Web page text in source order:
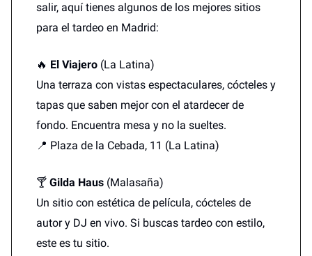
salir, aquí tienes algunos de los mejores sitios
para el tardeo en Madrid:
🔥 El Viajero (La Latina)
Una terraza con vistas espectaculares, cócteles y
tapas que saben mejor con el atardecer de
fondo. Encuentra mesa y no la sueltes.
📍 Plaza de la Cebada, 11 (La Latina)
🍸 Gilda Haus (Malasaña)
Un sitio con estética de película, cócteles de
autor y DJ en vivo. Si buscas tardeo con estilo,
este es tu sitio.